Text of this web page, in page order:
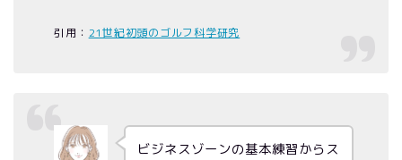
引用： 21世紀初頭のゴルフ科学研究
ビジネスゾーンの基本練習からス